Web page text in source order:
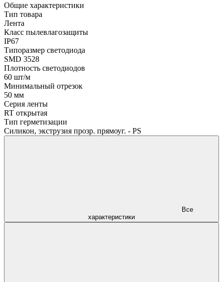
Общие характеристики
Тип товара
Лента
Класс пылевлагозащиты
IP67
Типоразмер светодиода
SMD 3528
Плотность светодиодов
60 шт/м
Минимальный отрезок
50 мм
Серия ленты
RT открытая
Тип герметизации
Силикон, экструзия прозр. прямоуг. - PS
характеристики